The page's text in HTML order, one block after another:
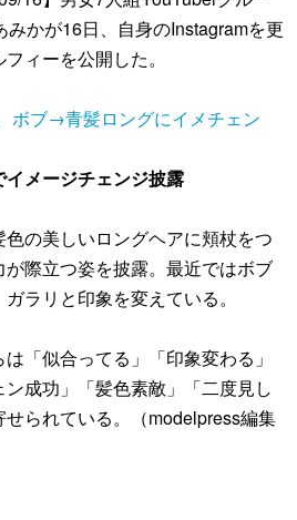
かが16日、自身のInstagramを更
ィーを公開した。
ボブ→青髪ロングにイメチェン
メージチェンジ披露
の美しいロングヘアに頬杖をつ
際立つ姿を披露。最近ではボブ
ラリと印象を変えている。
「似合ってる」「印象変わる」
ン成功」「髪色素敵」「二度見し
られている。（modelpress編集